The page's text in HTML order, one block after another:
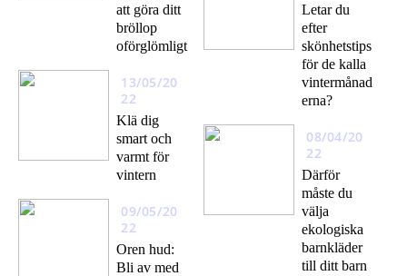
att göra ditt
bröllop
oförglömligt
13/05/20
22
Klä dig
smart och
varmt för
vintern
09/05/20
22
Oren hud:
Bli av med
Letar du
efter
skönhetstips
för de kalla
vintermånad
erna?
08/04/20
22
Därför
måste du
välja
ekologiska
barnkläder
till ditt barn